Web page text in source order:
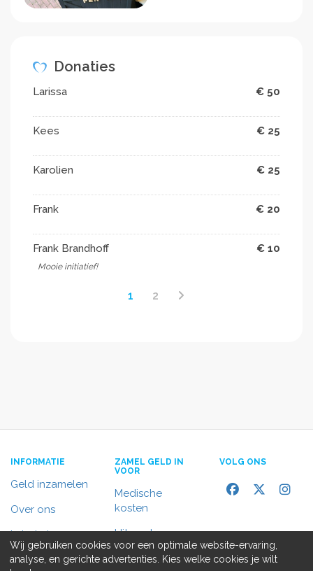
Donaties
Larissa € 50
Kees € 25
Karolien € 25
Frank € 20
Frank Brandhoff € 10
Mooie initiatief!
1 2
INFORMATIE
Geld inzamelen
Over ons
In het nieuws
Contact
ZAMEL GELD IN
VOOR
Medische
kosten
Uitvaart
Rolstoelbus
VOLG ONS
Wij gebruiken cookies voor een optimale website-ervaring,
analyse, en gerichte advertenties. Kies welke cookies je wilt